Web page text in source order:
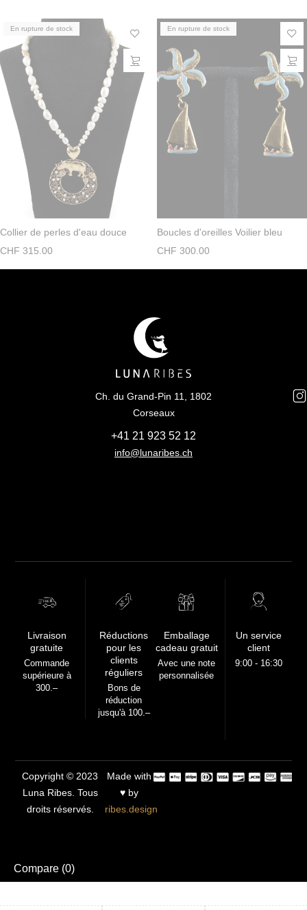
En rupture de stock
Collier de perles d'eau douce
CHF 315.00
En rupture de stock
Boucles d'oreilles Voilier bleu
CHF 300.00
Ch. du Grand-Pin 11, 1802
Corseaux
+41 21 923 52 12
info@lunaribes.ch
FREE
Livraison
gratuite
Commande
supérieure à
300.–
Réductions
pour les
clients
réguliers
Bons de
réduction
jusqu'à 100.–
Emballage
cadeau gratuit
Avec une note
personnalisée
Un service
client
9:00 - 16:30
Copyright © 2023
Luna Ribes. Tous
droits réservés.
Made with
♥ by
ribes.design
Compare (0)